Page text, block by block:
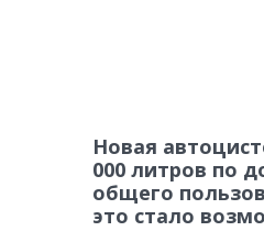
Новая
000 литров по
общего
это стало